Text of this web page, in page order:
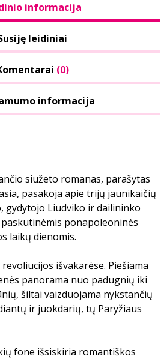
informacija
leidiniai
(0)
informacija
siužeto romanas, parašytas
pasakoja apie trijų jaunikaičių
gydytojo Liudviko ir dailininko
ponapoleoninės
laikų dienomis.
išvakarėse. Piešiama
panorama nuo padugnių iki
šiltai vaizduojama nykstančių
ir juokdarių, tų Paryžiaus
fone išsiskiria romantiškos